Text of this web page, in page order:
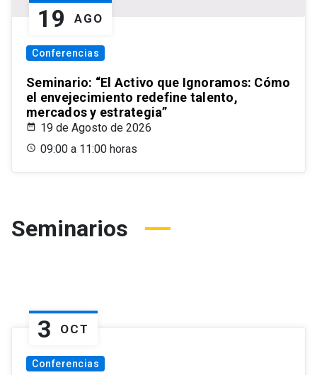
19 AGO
Conferencias
Seminario: “El Activo que Ignoramos: Cómo
el envejecimiento redefine talento,
mercados y estrategia”
19 de Agosto de 2026
09:00 a 11:00 horas
Seminarios
3 OCT
Conferencias